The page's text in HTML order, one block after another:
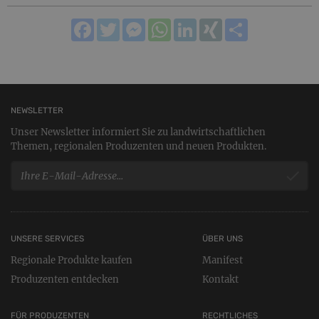
FacebookTwitterMessengerWhatsAppLinkedIn
XING
NEWSLETTER
Unser Newsletter informiert Sie zu landwirtschaftlichen
Themen, regionalen Produzenten und neuen Produkten.
UNSERE SERVICES
Regionale Produkte kaufen
Produzenten entdecken
FÜR PRODUZENTEN RECHTLICHES
ÜBER UNS
Manifest
Kontakt